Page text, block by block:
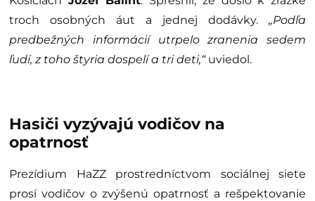
troch osobných áut a jednej dodávky. „Podľa
predbežných informácií utrpelo zranenia sedem
ľudí, z toho štyria dospelí a tri deti,“uviedol.
Hasiči vyzývajú vodičov na
opatrnosť
Prezídium HaZZ prostredníctvom sociálnej siete
prosí vodičov o zvýšenú opatrnosť a rešpektovanie